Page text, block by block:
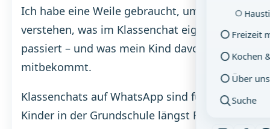
Freizeit
Kochen
Über uns
Suche
Ich habe eine Weile gebraucht, um zu
verstehen, was im Klassenchat eigentlich
passiert – und was mein Kind davon wirklich
mitbekommt.
Klassenchats auf WhatsApp sind für viele
Kinder in der Grundschule längst Realität –